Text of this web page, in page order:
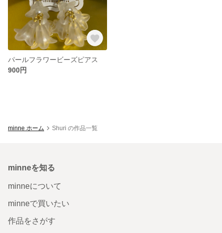
パールフラワービーズピアス
900円
minne ホーム Shuri の作品一覧
minneを知る
minneについて
minneで買いたい
作品をさがす